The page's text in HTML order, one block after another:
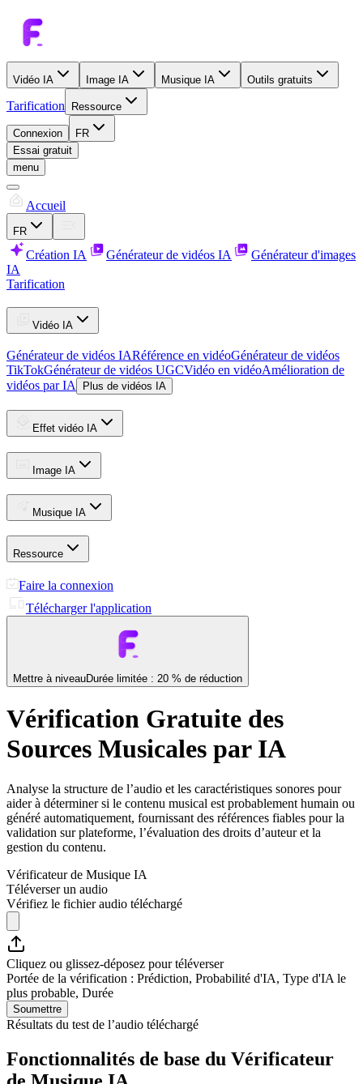
Vidéo IA Image IA Musique IA Outils gratuits
Tarification Ressource
Connexion
FR
Essai gratuit
menu
Accueil
FR
Création IA Générateur de vidéos IA
Générateur d'images
IA
Tarification
Vidéo IA
Générateur de vidéos IARéférence en vidéoGénérateur de vidéos
TikTokGénérateur de vidéos UGCVidéo en vidéoAmélioration de
vidéos par IA
Plus de vidéos IA
Effet vidéo IA
Image IA
Musique IA
Ressource
Faire la connexion
Télécharger l'application
Mettre à niveauDurée limitée : 20 % de réduction
Vérification Gratuite des
Sources Musicales par IA
Analyse la structure de l’audio et les caractéristiques sonores pour
aider à déterminer si le contenu musical est probablement humain ou
généré automatiquement, fournissant des références fiables pour la
validation sur plateforme, l’évaluation des droits d’auteur et la
gestion du contenu.
Vérificateur de Musique IA
Téléverser un audio
Vérifiez le fichier audio téléchargé
Cliquez ou glissez-déposez pour téléverser
Portée de la vérification : Prédiction, Probabilité d'IA, Type d'IA le
plus probable, Durée
Soumettre
Résultats du test de l’audio téléchargé
Fonctionnalités de base du Vérificateur